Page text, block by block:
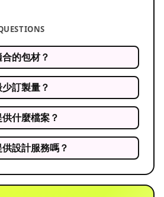
的包材？
訂製量？
什麼檔案？
設計服務嗎？